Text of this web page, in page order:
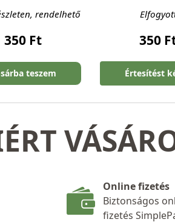
rendelhető
350 Ft
teszem
350
Értesítést
Online fizetés
Biztonságos
fizetés